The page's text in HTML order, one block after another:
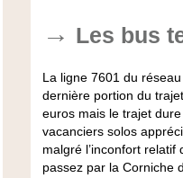
Les bus
La ligne 7601 du
dernière portion du
euros mais le trajet
vacanciers solos
malgré l’inconfort relatif
passez par la Corniche